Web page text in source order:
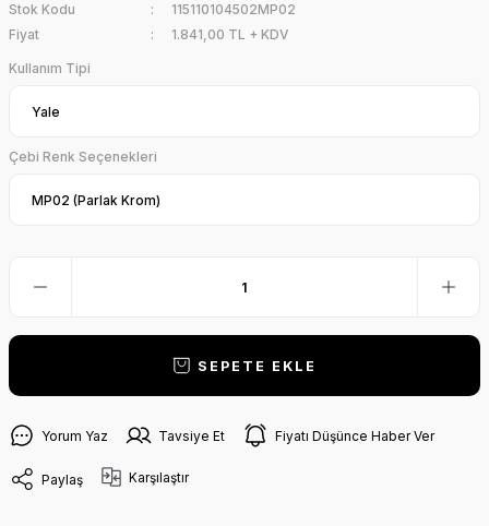
Stok Kodu
115110104502MP02
Fiyat
1.841,00 TL + KDV
Kullanım Tipi
Çebi Renk Seçenekleri
SEPETE EKLE
Yorum Yaz Tavsiye Et Fiyatı Düşünce Haber Ver
Paylaş Karşılaştır